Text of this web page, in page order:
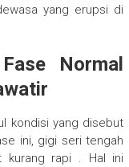
yang erupsi di
Normal
kondisi yang disebut
ini, gigi seri tengah
kurang rapi . Hal ini